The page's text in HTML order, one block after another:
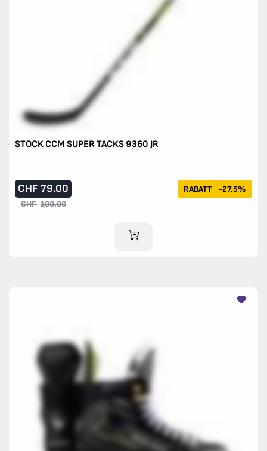
STOCK CCM SUPER TACKS 9360 JR
RABATT -27.5%
CHF 79.00
CHF 109.00
IM WARENKORB